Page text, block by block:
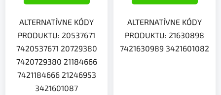
ALTERNATÍVNE KÓDY
PRODUKTU: 20537671
7420537671 20729380
7420729380 21184666
7421184666 21246953
3421601087
ALTERNATÍVNE KÓDY
PRODUKTU: 21630898
7421630989 3421601082